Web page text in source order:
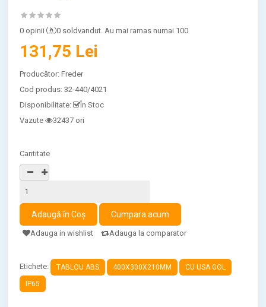
0 opinii 0 soldvandut. Au mai ramas numai 100
131,75 Lei
Producător:Freder
Cod produs:32-440/4021
Disponibilitate:
În Stoc
Vazute
32437 ori
Cantitate
Adauga in wishlist Adauga la comparator
Etichete: TABLOU ABS 400X300X210MM
CU USA GOL
IP65